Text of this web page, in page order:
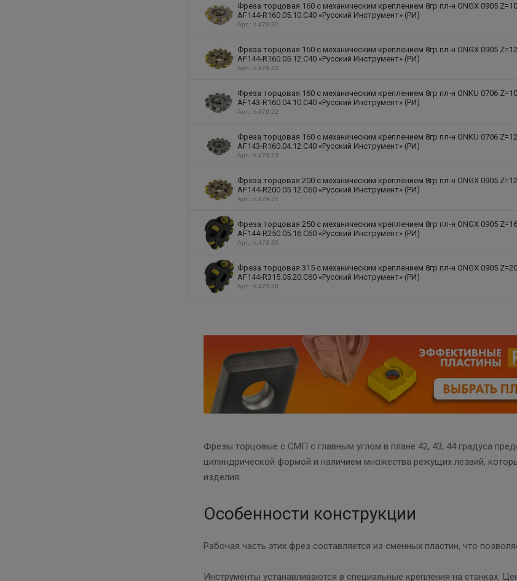
Фреза торцовая 160 с механическим креплением 8гр пл-н ONGX 0905
AF144-R160.05.10.C40 «Русский Инструмент» (РИ)
Арт.: ri.479.32
Фреза торцовая 160 с механическим креплением 8гр пл-н ONGX 0905
AF144-R160.05.12.C40 «Русский Инструмент» (РИ)
Арт.: ri.479.33
Фреза торцовая 160 с механическим креплением 8гр пл-н ONKU 0706
AF143-R160.04.10.C40 «Русский Инструмент» (РИ)
Арт.: ri.479.22
Фреза торцовая 160 с механическим креплением 8гр пл-н ONKU 0706
AF143-R160.04.12.C40 «Русский Инструмент» (РИ)
Арт.: ri.479.23
Фреза торцовая 200 с механическим креплением 8гр пл-н ONGX 0905
AF144-R200.05.12.C60 «Русский Инструмент» (РИ)
Арт.: ri.479.34
Фреза торцовая 250 с механическим креплением 8гр пл-н ONGX 0905
AF144-R250.05.16.C60 «Русский Инструмент» (РИ)
Арт.: ri.479.35
Фреза торцовая 315 с механическим креплением 8гр пл-н ONGX 0905
AF144-R315.05.20.C60 «Русский Инструмент» (РИ)
Арт.: ri.479.36
Фрезы торцовые с СМП с главным углом в плане 42, 43, 44 градуса
цилиндрической формой и наличием множества режущих лезвий,
изделия.
Особенности конструкции
Рабочая часть этих фрез составляется из сменных пластин, что
Инструменты устанавливаются в специальные крепления на станках.